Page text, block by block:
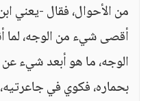
من الأحوال، فقال -يعني
أقصى شيء من الوجه،
الوجه، ما هو أبعد شيء عن
بحماره، فكوي في